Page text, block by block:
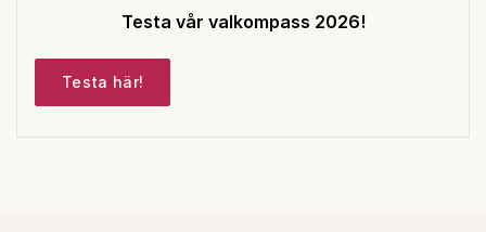
Testa vår valkompass 2026!
Testa här!